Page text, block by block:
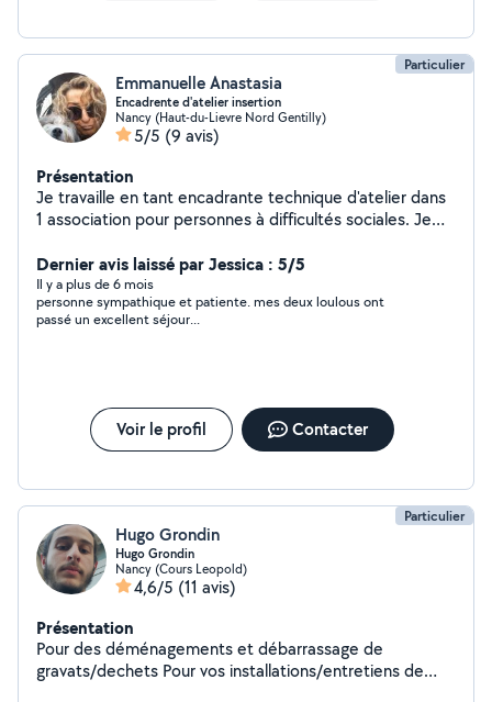
Particulier
Emmanuelle Anastasia
Encadrente d'atelier insertion
Nancy (Haut-du-Lievre Nord Gentilly)
5/5 (9 avis)
Présentation
Je travaille en tant encadrante technique d'atelier dans
1 association pour personnes à difficultés sociales. Je
chambres d'hôtes. (entretien des locaux) Je suis
également Petsitter J adore les animaux. .et très
sensible à la cruauté animale. . Pour mon CV complet il
est visible sur LinkedIn
Dernier avis laissé par Jessica : 5/5
Il y a plus de 6 mois
personne sympathique et patiente. mes deux loulous ont
passé un excellent séjour...
Voir le profil Contacter
Particulier
Hugo Grondin
Hugo Grondin
Nancy (Cours Leopold)
4,6/5 (11 avis)
Présentation
Pour des déménagements et débarrassage de
gravats/dechets Pour vos installations/entretiens de